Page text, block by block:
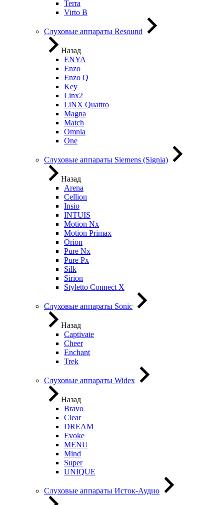
Terra
Virto B
Слуховые аппараты Resound
Назад
ENYA
Enzo
Enzo Q
Key
Linx2
LiNX Quattro
Magna
Match
Omnia
One
Слуховые аппараты Siemens (Signia)
Назад
Arena
Cellion
Insio
INTUIS
Motion Nx
Motion Primax
Orion
Pure Nx
Pure Px
Silk
Sirion
Styletto Connect X
Слуховые аппараты Sonic
Назад
Captivate
Cheer
Enchant
Trek
Слуховые аппараты Widex
Назад
Bravo
Clear
DREAM
Evoke
MENU
Mind
Super
UNIQUE
Слуховые аппараты Исток-Аудио